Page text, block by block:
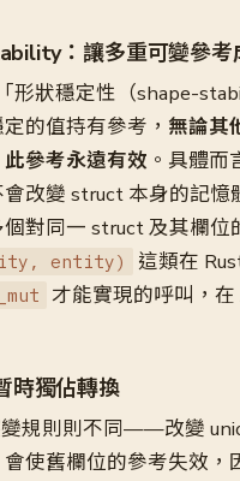
：讓多重可變參考
形狀穩定性（shape-
的值持有參考， 無論其
參考永遠有效 。具體
改變 struct 本身的記憶
對同一 struct 及其欄位
entity) 這類在
才能實現的呼叫，
時獨佔轉換
規則則不同——改變
會使舊欄位的參考失效